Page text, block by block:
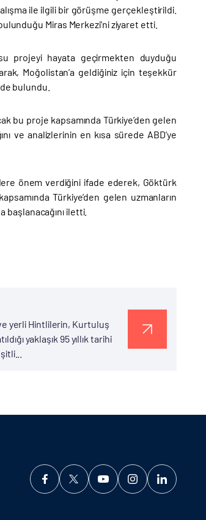
ile ilgili bir görüşme gerçekleştirildi.
Miras Merkezi'ni ziyaret etti.
projeyi hayata geçirmekten duyduğu
Moğolistan’a geldiğiniz için teşekkür
bulundu.
bu proje kapsamında Türkiye’den gelen
ve analizlerinin en kısa sürede ABD’ye
önem verdiğini ifade ederek, Göktürk
Türkiye’den gelen uzmanların
başlanacağını iletti.
yerli Hintlilerin, Kurtuluş
yaklaşık 95 yıllık tarihi